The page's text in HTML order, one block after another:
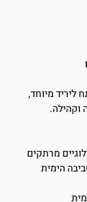
ליריד מיוחד,
וקהילה.
מרתקים
הימית